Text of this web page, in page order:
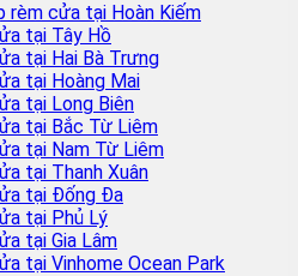
rèm cửa tại Hoàn Kiếm
tại Tây Hồ
tại Hai Bà Trưng
tại Hoàng Mai
tại Long Biên
tại Bắc Từ Liêm
tại Nam Từ Liêm
tại Thanh Xuân
tại Đống Đa
tại Phủ Lý
tại Gia Lâm
tại Vinhome Ocean Park